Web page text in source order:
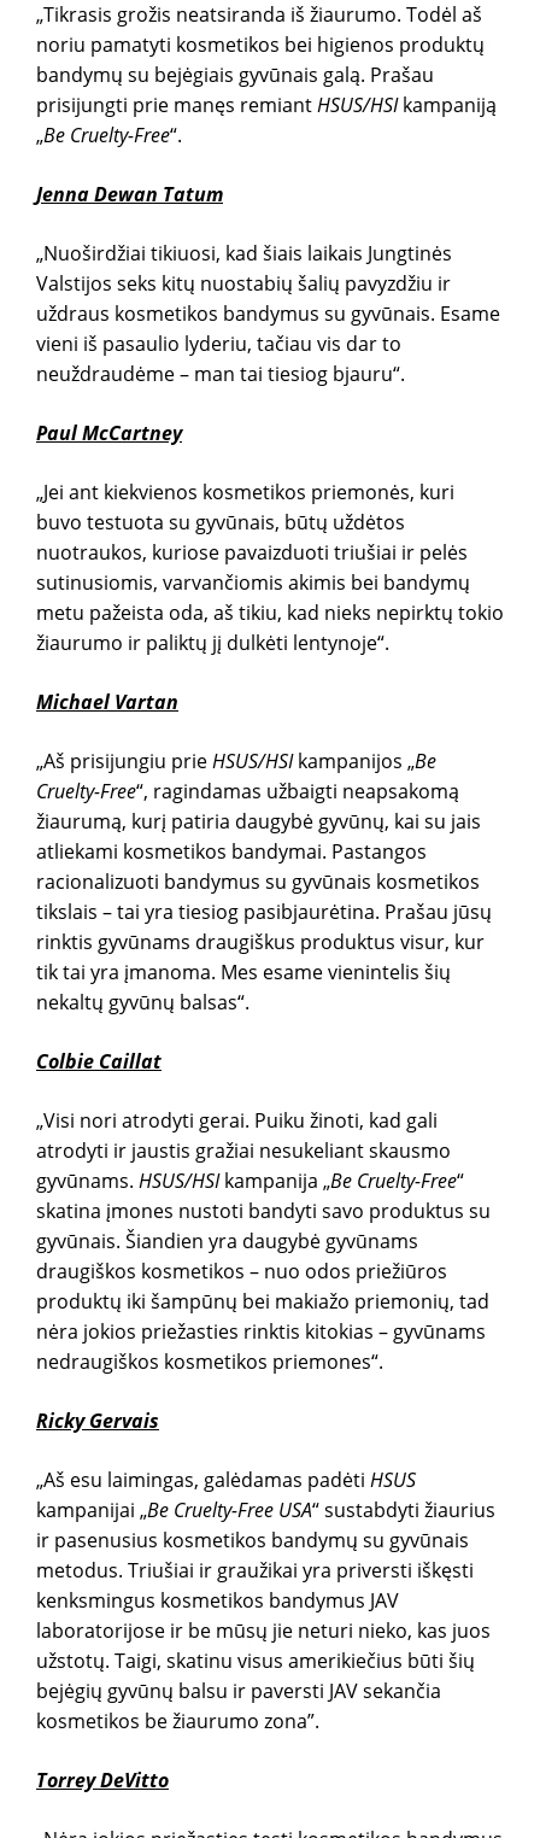
„Tikrasis grožis neatsiranda iš žiaurumo. Todėl aš
noriu pamatyti kosmetikos bei higienos produktų
bandymų su bejėgiais gyvūnais galą. Prašau
prisijungti prie manęs remiantHSUS/HSIkampaniją
„Be Cruelty-Free“.
Jenna Dewan Tatum
„Nuoširdžiai tikiuosi, kad šiais laikais Jungtinės
Valstijos seks kitų nuostabių šalių pavyzdžiu ir
uždraus kosmetikos bandymus su gyvūnais. Esame
vieni iš pasaulio lyderiu, tačiau vis dar to
neuždraudėme – man tai tiesiog bjauru“.
Paul McCartney
„Jei ant kiekvienos kosmetikos priemonės, kuri
buvo testuota su gyvūnais, būtų uždėtos
nuotraukos, kuriose pavaizduoti triušiai ir pelės
sutinusiomis, varvančiomis akimis bei bandymų
metu pažeista oda, aš tikiu, kad nieks nepirktų tokio
žiaurumo ir paliktų jį dulkėti lentynoje“.
Michael Vartan
„Aš prisijungiu prieHSUS/HSIkampanijos „Be
Cruelty-Free“, ragindamas užbaigti neapsakomą
žiaurumą, kurį patiria daugybė gyvūnų, kai su jais
atliekami kosmetikos bandymai. Pastangos
racionalizuoti bandymus su gyvūnais kosmetikos
tikslais – tai yra tiesiog pasibjaurėtina. Prašau jūsų
rinktis gyvūnams draugiškus produktus visur, kur
tik tai yra įmanoma. Mes esame vienintelis šių
nekaltų gyvūnų balsas“.
Colbie Caillat
„Visi nori atrodyti gerai. Puiku žinoti, kad gali
atrodyti ir jaustis gražiai nesukeliant skausmo
gyvūnams. HSUS/HSIkampanija „Be Cruelty-Free“
skatina įmones nustoti bandyti savo produktus su
gyvūnais. Šiandien yra daugybė gyvūnams
draugiškos kosmetikos – nuo odos priežiūros
produktų iki šampūnų bei makiažo priemonių, tad
nėra jokios priežasties rinktis kitokias – gyvūnams
nedraugiškos kosmetikos priemones“.
Ricky Gervais
„Aš esu laimingas, galėdamas padėti HSUS
kampanijai „Be Cruelty-Free USA“ sustabdyti žiaurius
ir pasenusius kosmetikos bandymų su gyvūnais
metodus. Triušiai ir graužikai yra priversti iškęsti
kenksmingus kosmetikos bandymus JAV
laboratorijose ir be mūsų jie neturi nieko, kas juos
užstotų. Taigi, skatinu visus amerikiečius būti šių
bejėgių gyvūnų balsu ir paversti JAV sekančia
kosmetikos be žiaurumo zona”.
Torrey DeVitto